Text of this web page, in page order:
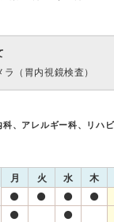
ラ（胃内視鏡検査）
科、アレルギー科、リハ
月 火 水 木